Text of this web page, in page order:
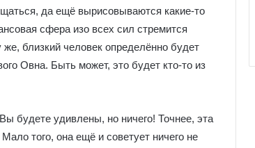
да ещё вырисовываются какие-то
сфера изо всех сил стремится
близкий человек определённо будет
Овна. Быть может, это будет кто-то из
будете удивлены, но ничего! Точнее, эта
того, она ещё и советует ничего не